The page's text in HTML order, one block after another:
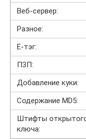
Веб-сервер:
Разное:
Е-тэг:
П3П:
Добавление куки:
Содержание MD5:
Штифты
ключа: